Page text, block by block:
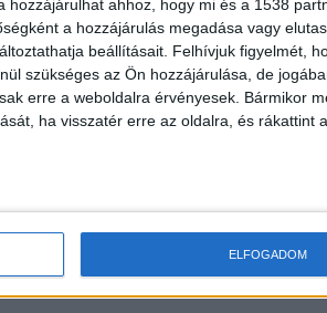
hozzájárulhat ahhoz, hogy mi és a 1538
a hozzájárulás megadása vagy
beállításait. Felhívjuk figyelmét,
szükséges az Ön hozzájárulása, de
erre a weboldalra érvényesek. Bármikor
ha visszatér erre az oldalra, és rákattint
ELFOGADOM
két autó ütközött össze 2020.
a II. Rákóczi Ferenc út 327.
négyen megsérültek. A
ezért a rendőrök a helyszínelés
sávon engedik az arra